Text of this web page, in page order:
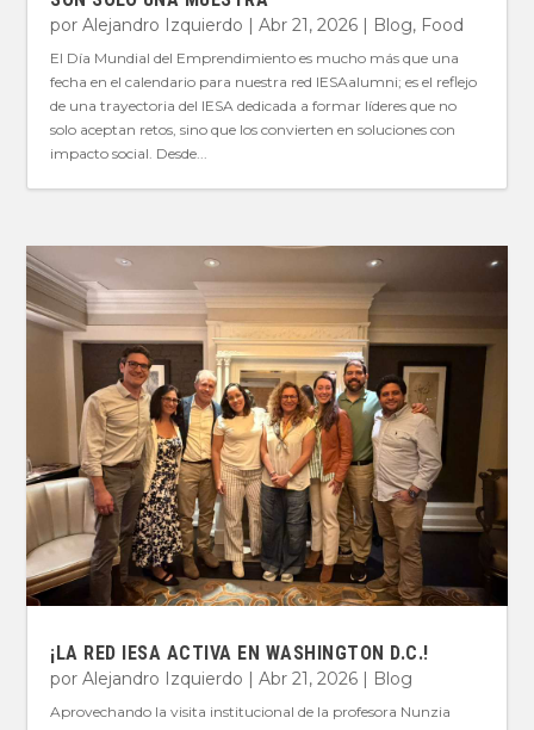
porAlejandro Izquierdo |Abr 21, 2026 | Blog, Food
El Día Mundial del Emprendimiento es mucho más que una
fecha en el calendario para nuestra red IESAalumni; es el reflejo
de una trayectoria del IESA dedicada a formar líderes que no
solo aceptan retos, sino que los convierten en soluciones con
impacto social. Desde...
¡LA RED IESA ACTIVA EN WASHINGTON D.C.!
porAlejandro Izquierdo |Abr 21, 2026 | Blog
Aprovechando la visita institucional de la profesora Nunzia